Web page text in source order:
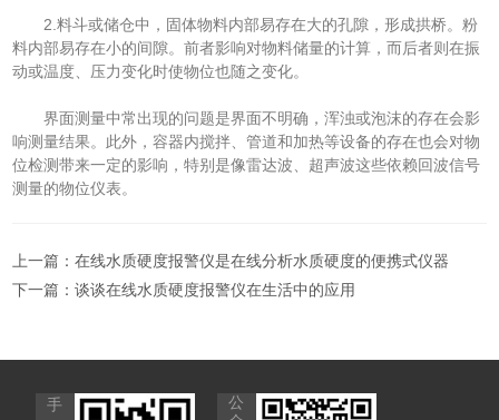
2.料斗或储仓中，固体物料内部易存在大的孔隙，形成拱桥。粉
料内部易存在小的间隙。前者影响对物料储量的计算，而后者则在振
动或温度、压力变化时使物位也随之变化。
界面测量中常出现的问题是界面不明确，浑浊或泡沫的存在会影
响测量结果。此外，容器内搅拌、管道和加热等设备的存在也会对物
位检测带来一定的影响，特别是像雷达波、超声波这些依赖回波信号
测量的物位仪表。
上一篇：在线水质硬度报警仪是在线分析水质硬度的便携式仪器
下一篇：谈谈在线水质硬度报警仪在生活中的应用
手
公